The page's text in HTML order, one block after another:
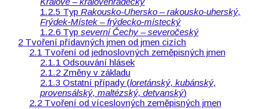
Typ Rakousko-Uhersko –⁠⁠⁠⁠⁠⁠⁠⁠⁠⁠⁠⁠⁠⁠⁠⁠⁠⁠⁠⁠⁠⁠⁠⁠⁠⁠⁠⁠⁠⁠⁠⁠⁠⁠⁠⁠⁠⁠⁠⁠⁠⁠⁠⁠⁠⁠⁠⁠⁠⁠⁠⁠⁠⁠⁠⁠⁠⁠⁠⁠⁠⁠ rakousko-uherský,
Frýdek‑Místek –⁠⁠⁠⁠⁠⁠⁠⁠⁠⁠⁠⁠⁠⁠⁠⁠⁠⁠⁠⁠⁠⁠⁠⁠⁠⁠⁠⁠⁠⁠⁠⁠⁠⁠⁠⁠⁠⁠⁠⁠⁠⁠⁠⁠⁠⁠⁠⁠⁠⁠⁠⁠⁠⁠⁠⁠⁠⁠⁠⁠⁠⁠ frýdecko‑místecký
Typ severní Čechy –⁠⁠⁠⁠⁠⁠⁠⁠⁠⁠⁠⁠⁠⁠⁠⁠⁠⁠⁠⁠⁠⁠⁠⁠⁠⁠⁠⁠⁠⁠⁠⁠⁠⁠⁠⁠⁠⁠⁠⁠⁠⁠⁠⁠⁠⁠⁠⁠⁠⁠⁠⁠⁠⁠⁠⁠⁠⁠⁠⁠⁠⁠ severočeský
Tvoření přídavných jmen od jmen cizích
Tvoření od jednoslovných zeměpisných jmen
Odsouvání hlásek
Změny v základu
Ostatní případy (loretánský, kubánský,
provensálský, maltézský, detvanský)
Tvoření od víceslovných zeměpisných jmen